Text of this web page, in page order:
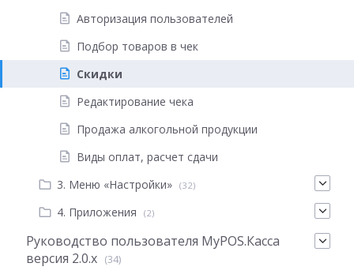
Авторизация пользователей
Подбор товаров в чек
Скидки
Редактирование чека
Продажа алкогольной продукции
Виды оплат, расчет сдачи
3. Меню «Настройки» (32)
4. Приложения (2)
Руководство пользователя MyPOS.Касса
версия 2.0.x (34)